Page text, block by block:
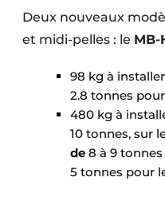
Deux nouveaux
et midi-pelles : le MB-
98 kg à
2.8 tonnes
480 kg à
10 tonnes, sur
de 8 à 9
5 tonnes pour